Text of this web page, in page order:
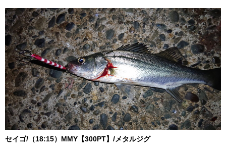
セイゴ/（18:15）MMY【300PT】/メタルジグ